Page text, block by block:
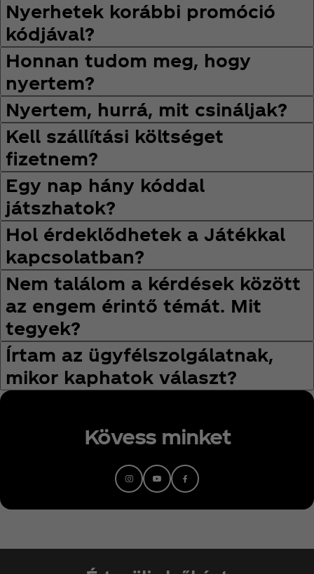
Nyerhetek korábbi promóció
kódjával?
Honnan tudom meg, hogy
nyertem?
Nyertem, hurrá, mit csináljak?
Kell szállítási költséget
fizetnem?
Egy nap hány kóddal
játszhatok?
Hol érdeklődhetek a Játékkal
kapcsolatban?
Nem találom a kérdések között
az engem érintő témát. Mit
tegyek?
Írtam az ügyfélszolgálatnak,
mikor kaphatok választ?
Kövess minket